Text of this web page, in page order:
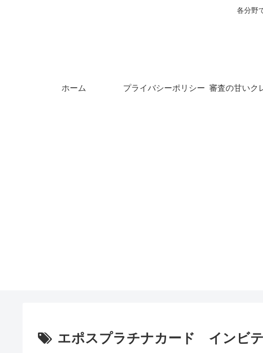
各分野
ホーム プライバシーポリシー
エポスプラチナカード インビ